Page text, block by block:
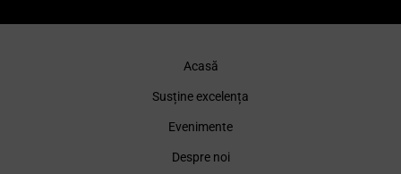
Acasă
Susține excelența
Evenimente
Despre noi